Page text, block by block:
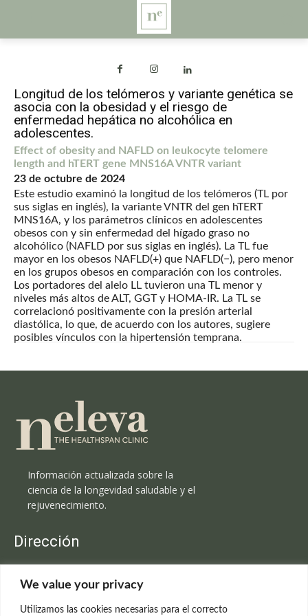
We value your privacy
Utilizamos las cookies necesarias para el correcto
Longitud de los telómeros y variante genética se
asocia con la obesidad y el riesgo de
enfermedad hepática no alcohólica en
adolescentes.
Effect of obesity and NAFLD on leukocyte telomere
length and hTERT gene MNS16A VNTR variant
23 de octubre de 2024
Este estudio examinó la longitud de los telómeros (TL por
sus siglas en inglés), la variante VNTR del gen hTERT
MNS16A, y los parámetros clínicos en adolescentes
obesos con y sin enfermedad del hígado graso no
alcohólico (NAFLD por sus siglas en inglés). La TL fue
mayor en los obesos NAFLD(+) que NAFLD(−), pero menor
en los grupos obesos en comparación con los controles.
Los portadores del alelo LL tuvieron una TL menor y
niveles más altos de ALT, GGT y HOMA-IR. La TL se
correlacionó positivamente con la presión arterial
diastólica, lo que, de acuerdo con los autores, sugiere
posibles vínculos con la hipertensión temprana.
Información actualizada sobre la
ciencia de la longevidad saludable y el
rejuvenecimiento.
Dirección
C/Claudio Coello, 19 - 1º